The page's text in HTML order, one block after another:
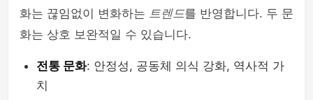
화는 끊임없이 변화하는 트렌드를 반영합니다. 두 문
화는 상호 보완적일 수 있습니다.
전통 문화: 안정성, 공동체 의식 강화, 역사적 가
치